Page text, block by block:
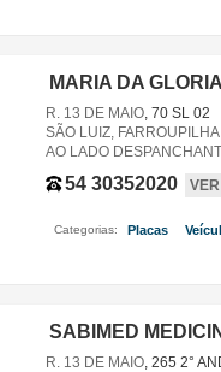
MARIA DA
R. 13 DE MAIO, 70 SL 02
SÃO LUIZ,
AO LADO
54 30352020
Categorias: Placas
SABIMED
R. 13 DE MAIO, 265 2°